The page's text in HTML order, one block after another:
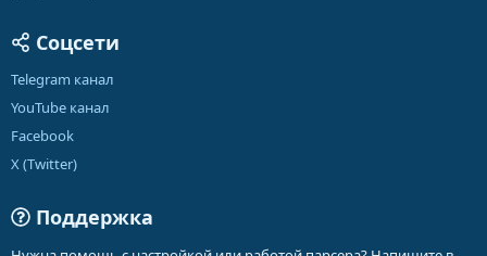
Соцсети
Telegram канал
YouTube канал
Facebook
X (Twitter)
Поддержка